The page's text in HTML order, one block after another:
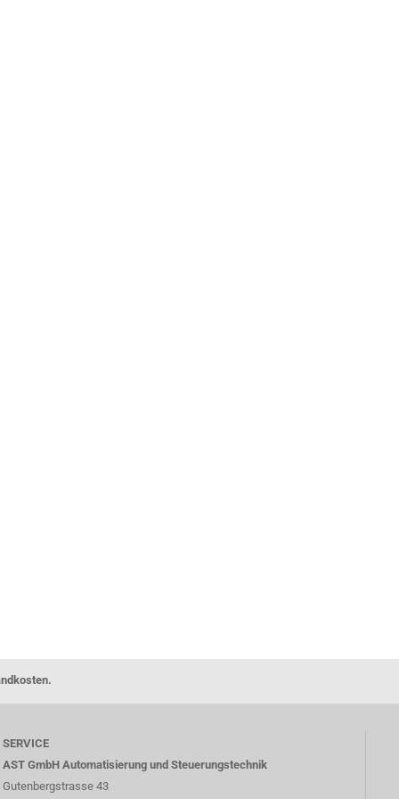
SERVICE
AST GmbH Automatisierung und Steuerungstechnik
Gutenbergstrasse 43